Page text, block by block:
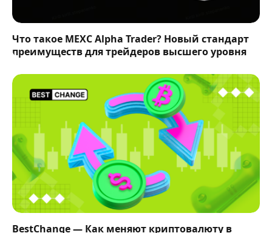
Что такое MEXC Alpha Trader? Новый стандарт
преимуществ для трейдеров высшего уровня
BestChange — Как меняют криптовалюту в